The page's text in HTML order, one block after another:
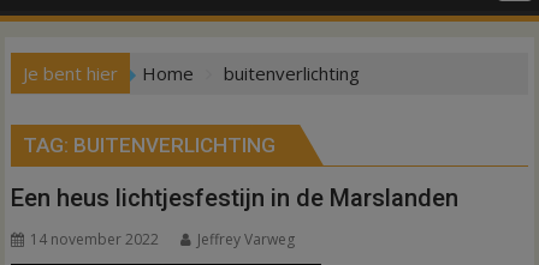
Je bent hier Home buitenverlichting
TAG: BUITENVERLICHTING
Een heus lichtjesfestijn in de Marslanden
14 november 2022 Jeffrey Varweg